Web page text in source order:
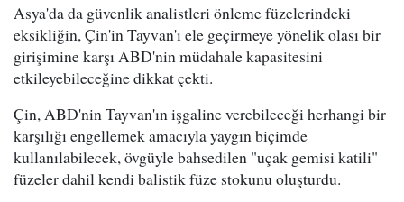
Asya'da da güvenlik analistleri önleme füzelerindeki
eksikliğin, Çin'in Tayvan'ı ele geçirmeye yönelik olası bir
girişimine karşı ABD'nin müdahale kapasitesini
etkileyebileceğine dikkat çekti.
Çin, ABD'nin Tayvan'ın işgaline verebileceği herhangi bir
karşılığı engellemek amacıyla yaygın biçimde
kullanılabilecek, övgüyle bahsedilen "uçak gemisi katili"
füzeler dahil kendi balistik füze stokunu oluşturdu.